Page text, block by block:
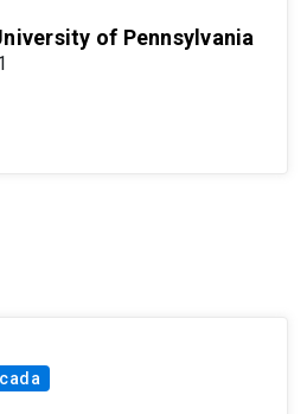
of Pennsylvania